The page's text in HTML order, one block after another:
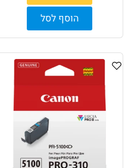
הוסף לסל